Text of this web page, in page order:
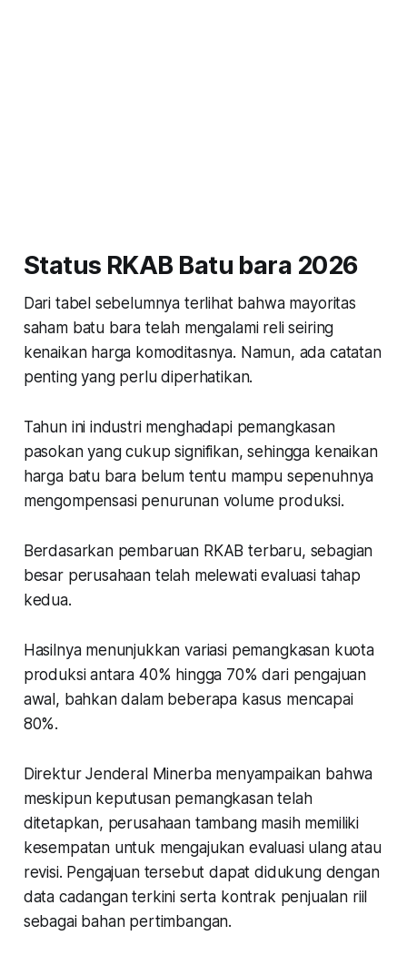
Status RKAB Batu bara 2026
Dari tabel sebelumnya terlihat bahwa mayoritas
saham batu bara telah mengalami reli seiring
kenaikan harga komoditasnya. Namun, ada catatan
penting yang perlu diperhatikan.
Tahun ini industri menghadapi pemangkasan
pasokan yang cukup signifikan, sehingga kenaikan
harga batu bara belum tentu mampu sepenuhnya
mengompensasi penurunan volume produksi.
Berdasarkan pembaruan RKAB terbaru, sebagian
besar perusahaan telah melewati evaluasi tahap
kedua.
Hasilnya menunjukkan variasi pemangkasan kuota
produksi antara 40% hingga 70% dari pengajuan
awal, bahkan dalam beberapa kasus mencapai
80%.
Direktur Jenderal Minerba menyampaikan bahwa
meskipun keputusan pemangkasan telah
ditetapkan, perusahaan tambang masih memiliki
kesempatan untuk mengajukan evaluasi ulang atau
revisi. Pengajuan tersebut dapat didukung dengan
data cadangan terkini serta kontrak penjualan riil
sebagai bahan pertimbangan.